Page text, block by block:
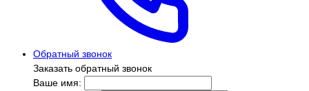
Обратный звонок
Заказать обратный звонок
Ваше имя: